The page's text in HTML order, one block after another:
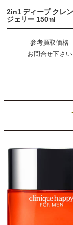
2in1 ディープ クレ
ジェリー 150ml
参考買取価格
お問合せ下さい